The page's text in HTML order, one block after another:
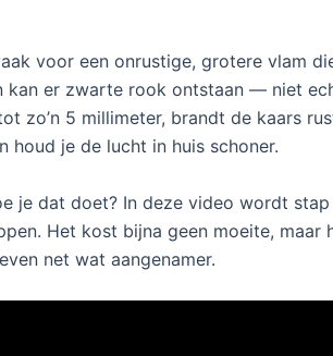
voor een onrustige, grotere vlam
kan er zwarte rook ontstaan — niet
zo’n 5 millimeter, brandt de kaars
houd je de lucht in huis schoner.
je dat doet? In deze video wordt
Het kost bijna geen moeite, maar
net wat aangenamer.